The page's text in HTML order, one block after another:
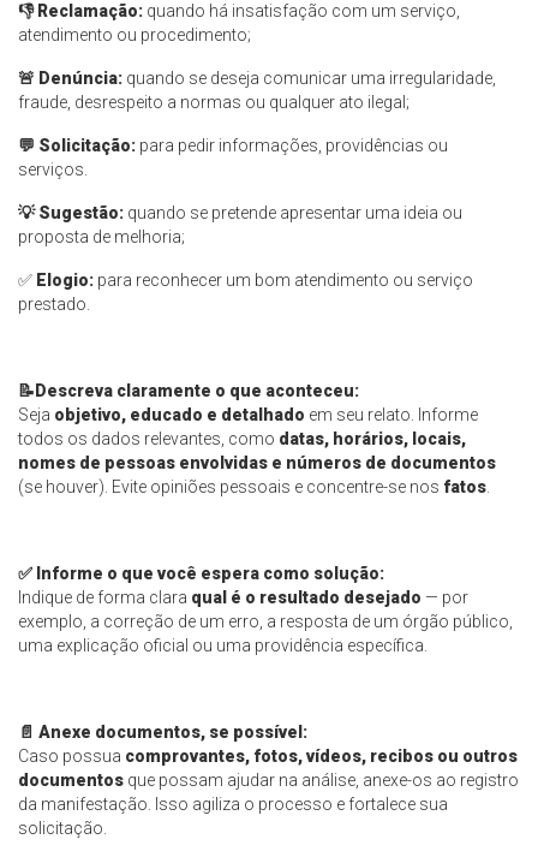
👎 Reclamação: quando há insatisfação com um serviço,
atendimento ou procedimento;
🚨 Denúncia: quando se deseja comunicar uma irregularidade,
fraude, desrespeito a normas ou qualquer ato ilegal;
💬 Solicitação: para pedir informações, providências ou
serviços.
💡Sugestão: quando se pretende apresentar uma ideia ou
proposta de melhoria;
✅ Elogio: para reconhecer um bom atendimento ou serviço
prestado.
📝 Descreva claramente o que aconteceu:
Seja objetivo, educado e detalhado em seu relato. Informe
todos os dados relevantes, como datas, horários, locais,
nomes de pessoas envolvidas e números de documentos
(se houver). Evite opiniões pessoais e concentre-se nos fatos
✅ Informe o que você espera como solução:
Indique de forma clara qual é o resultado desejado — por
exemplo, a correção de um erro, a resposta de um órgão público,
uma explicação oficial ou uma providência específica.
📄 Anexe documentos, se possível:
Caso possua comprovantes, fotos, vídeos, recibos ou outros
documentos que possam ajudar na análise, anexe-os ao registro
da manifestação. Isso agiliza o processo e fortalece sua
solicitação.